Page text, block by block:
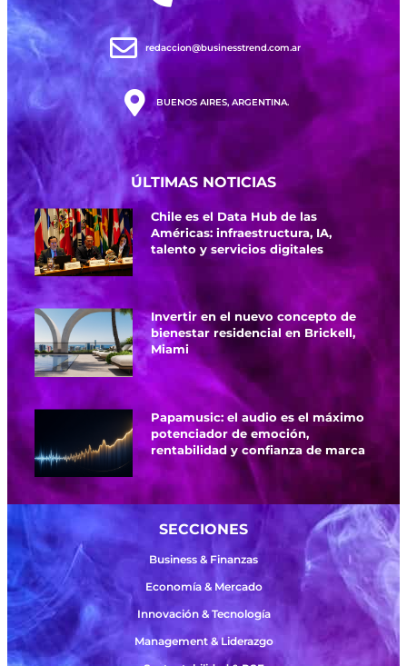
redaccion@businesstrend.com.ar
BUENOS AIRES, ARGENTINA.
ÚLTIMAS NOTICIAS
Chile es el Data Hub de las
Américas: infraestructura, IA,
talento y servicios digitales
Invertir en el nuevo concepto de
bienestar residencial en Brickell,
Miami
Papamusic: el audio es el máximo
potenciador de emoción,
rentabilidad y confianza de marca
SECCIONES
Business & Finanzas
Economía & Mercado
Innovación & Tecnología
Management & Liderazgo